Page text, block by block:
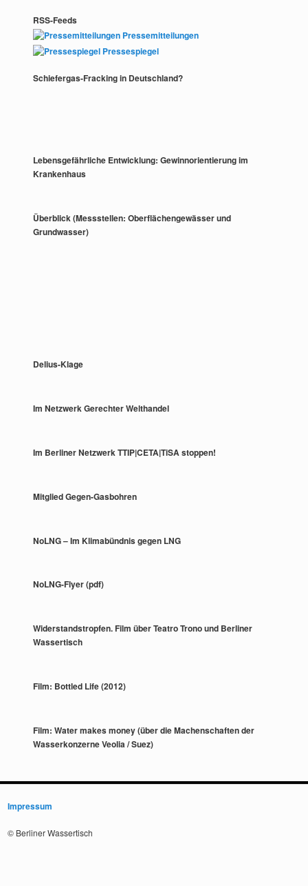
RSS-Feeds
Pressemitteilungen
Pressespiegel
Schiefergas-Fracking in Deutschland?
Lebensgefährliche Entwicklung: Gewinnorientierung im
Krankenhaus
Überblick (Messstellen: Oberflächengewässer und
Grundwasser)
Delius-Klage
Im Netzwerk Gerechter Welthandel
Im Berliner Netzwerk TTIP|CETA|TiSA stoppen!
Mitglied Gegen-Gasbohren
NoLNG – Im Klimabündnis gegen LNG
NoLNG-Flyer (pdf)
Widerstandstropfen. Film über Teatro Trono und Berliner
Wassertisch
Film: Bottled Life (2012)
Film: Water makes money (über die Machenschaften der
Wasserkonzerne Veolia / Suez)
Impressum
© Berliner Wassertisch